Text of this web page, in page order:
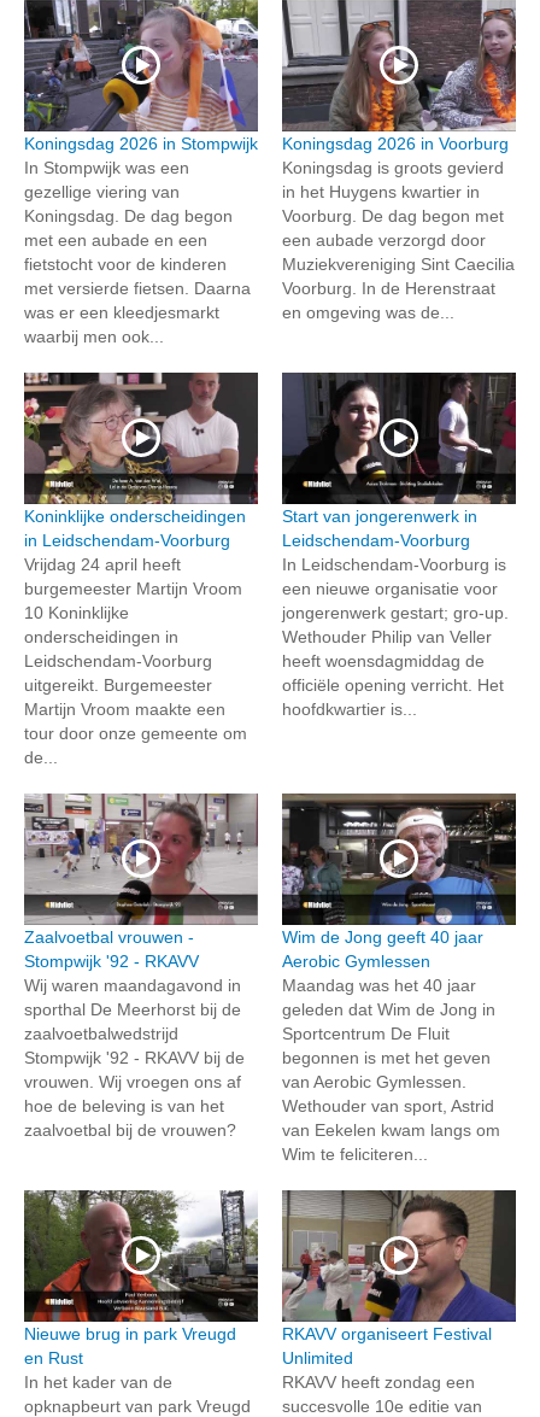
Koningsdag 2026 in Stompwijk
In Stompwijk was een
gezellige viering van
Koningsdag. De dag begon
met een aubade en een
fietstocht voor de kinderen
met versierde fietsen. Daarna
was er een kleedjesmarkt
waarbij men ook...
Koningsdag 2026 in Voorburg
Koningsdag is groots gevierd
in het Huygens kwartier in
Voorburg. De dag begon met
een aubade verzorgd door
Muziekvereniging Sint Caecilia
Voorburg. In de Herenstraat
en omgeving was de...
Koninklijke onderscheidingen
in Leidschendam-Voorburg
Vrijdag 24 april heeft
burgemeester Martijn Vroom
10 Koninklijke
onderscheidingen in
Leidschendam-Voorburg
uitgereikt. Burgemeester
Martijn Vroom maakte een
tour door onze gemeente om
de...
Start van jongerenwerk in
Leidschendam-Voorburg
In Leidschendam-Voorburg is
een nieuwe organisatie voor
jongerenwerk gestart; gro-up.
Wethouder Philip van Veller
heeft woensdagmiddag de
officiële opening verricht. Het
hoofdkwartier is...
Zaalvoetbal vrouwen -
Stompwijk '92 - RKAVV
Wij waren maandagavond in
sporthal De Meerhorst bij de
zaalvoetbalwedstrijd
Stompwijk '92 - RKAVV bij de
vrouwen. Wij vroegen ons af
hoe de beleving is van het
zaalvoetbal bij de vrouwen?
Wim de Jong geeft 40 jaar
Aerobic Gymlessen
Maandag was het 40 jaar
geleden dat Wim de Jong in
Sportcentrum De Fluit
begonnen is met het geven
van Aerobic Gymlessen.
Wethouder van sport, Astrid
van Eekelen kwam langs om
Wim te feliciteren...
Nieuwe brug in park Vreugd
en Rust
In het kader van de
opknapbeurt van park Vreugd
RKAVV organiseert Festival
Unlimited
RKAVV heeft zondag een
succesvolle 10e editie van